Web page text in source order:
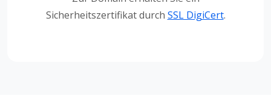
Sicherheitszertifikat durch SSL DigiCert.